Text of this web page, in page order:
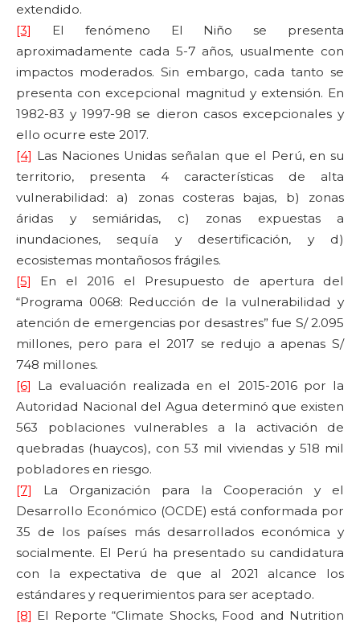
extendido.
[3]
El fenómeno El Niño se presenta
aproximadamente cada 5-7 años, usualmente con
impactos moderados. Sin embargo, cada tanto se
presenta con excepcional magnitud y extensión. En
1982-83 y 1997-98 se dieron casos excepcionales y
ello ocurre este 2017.
[4] Las Naciones Unidas señalan que el Perú, en su
territorio, presenta 4 características de alta
vulnerabilidad: a) zonas costeras bajas, b) zonas
áridas y semiáridas, c) zonas expuestas a
inundaciones, sequía y desertificación, y d)
ecosistemas montañosos frágiles.
[5]
En el 2016 el Presupuesto de apertura del
“Programa 0068: Reducción de la vulnerabilidad y
atención de emergencias por desastres” fue S/ 2.095
millones, pero para el 2017 se redujo a apenas S/
748 millones.
[6] La evaluación realizada en el 2015-2016 por la
Autoridad Nacional del Agua determinó que existen
563 poblaciones vulnerables a la activación de
quebradas (huaycos), con 53 mil viviendas y 518 mil
pobladores en riesgo.
[7]
La Organización para la Cooperación y el
Desarrollo Económico (OCDE) está conformada por
35 de los países más desarrollados económica y
socialmente. El Perú ha presentado su candidatura
con la expectativa de que al 2021 alcance los
estándares y requerimientos para ser aceptado.
[8] El Reporte “Climate Shocks, Food and Nutrition